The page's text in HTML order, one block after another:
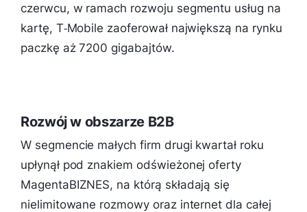
czerwcu, w ramach rozwoju segmentu usług na
kartę, T‑Mobile zaoferował największą na rynku
paczkę aż 7200 gigabajtów.
Rozwój w obszarze B2B
W segmencie małych firm drugi kwartał roku
upłynął pod znakiem odświeżonej oferty
MagentaBIZNES, na którą składają się
nielimitowane rozmowy oraz internet dla całej